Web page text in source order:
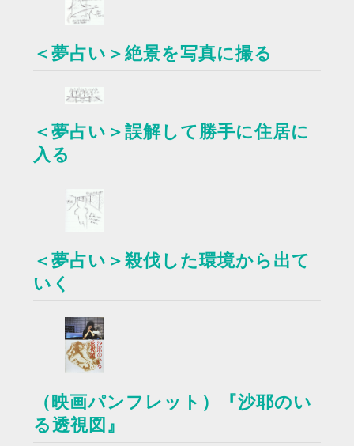
＜夢占い＞絶景を写真に撮る
＜夢占い＞誤解して勝手に住居に
入る
＜夢占い＞殺伐した環境から出て
いく
（映画パンフレット）『沙耶のい
る透視図』